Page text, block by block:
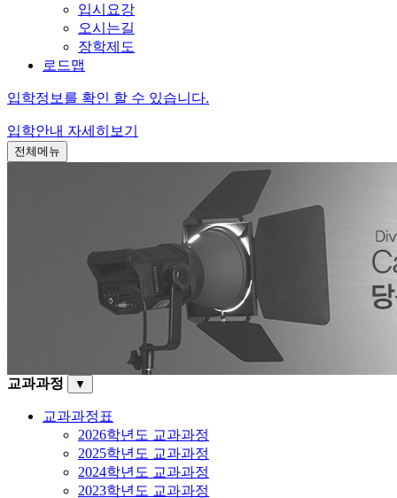
입시요강
오시는길
장학제도
로드맵
입학정보를 확인 할 수 있습니다.
입학안내 자세히보기
전체메뉴
교과과정 ▼
교과과정표
2026학년도 교과과정
2025학년도 교과과정
2024학년도 교과과정
2023학년도 교과과정